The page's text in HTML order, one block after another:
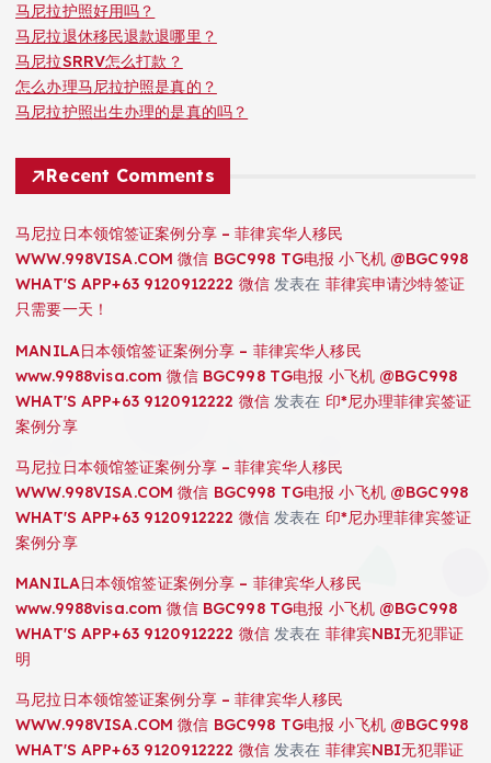
马尼拉护照好用吗？
马尼拉退休移民退款退哪里？
马尼拉SRRV怎么打款？
怎么办理马尼拉护照是真的？
马尼拉护照出生办理的是真的吗？
Recent Comments
马尼拉日本领馆签证案例分享 – 菲律宾华人移民
WWW.998VISA.COM 微信 BGC998 TG电报 小飞机 @BGC998
WHAT'S APP+63 9120912222 微信发表在 菲律宾申请沙特签证
只需要一天！
MANILA日本领馆签证案例分享 – 菲律宾华人移民
www.9988visa.com 微信 BGC998 TG电报 小飞机 @BGC998
WHAT'S APP+63 9120912222 微信发表在 印*尼办理菲律宾签证
案例分享
马尼拉日本领馆签证案例分享 – 菲律宾华人移民
WWW.998VISA.COM 微信 BGC998 TG电报 小飞机 @BGC998
WHAT'S APP+63 9120912222 微信发表在 印*尼办理菲律宾签证
案例分享
MANILA日本领馆签证案例分享 – 菲律宾华人移民
www.9988visa.com 微信 BGC998 TG电报 小飞机 @BGC998
WHAT'S APP+63 9120912222 微信发表在 菲律宾NBI无犯罪证
明
马尼拉日本领馆签证案例分享 – 菲律宾华人移民
WWW.998VISA.COM 微信 BGC998 TG电报 小飞机 @BGC998
WHAT'S APP+63 9120912222 微信发表在 菲律宾NBI无犯罪证